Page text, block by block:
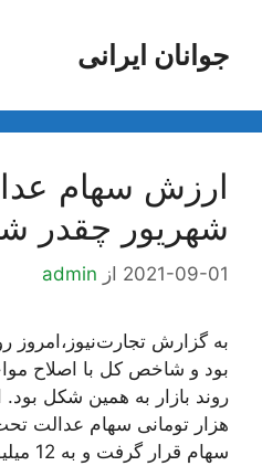
محتواجوانان ایرانی
شهریور چقدر
2021-09-01 از admin
به گزارش تجارت‌نیوز،امروز
بود و شاخص کل با اصلاح
هزار تومانی سهام عدالت تحت